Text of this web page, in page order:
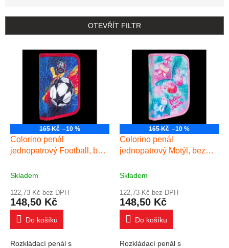
OTEVŘÍT FILTR
Výpis produktů
165 Kč –10 %
Colorino penál
jednopatrový Football, bez
Skladem
122,73 Kč bez DPH
148,50 Kč
Do košíku
Rozkládací penál s
165 Kč –10 %
Colorino penál
jednopatrový Motýl, bez
Skladem
122,73 Kč bez DPH
148,50 Kč
Do košíku
Rozkládací penál s